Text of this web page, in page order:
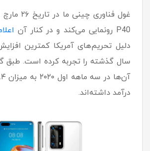
P40 رونمایی می‌کند و در کنار آن
دلیل تحریم‌های آمریکا کمترین
سال گذشته را تجربه کرده است. طبق
درآمد داشته‌اند.